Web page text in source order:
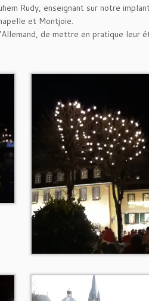
Rudy, enseignant sur notre
et Montjoie.
de mettre en pratique leur